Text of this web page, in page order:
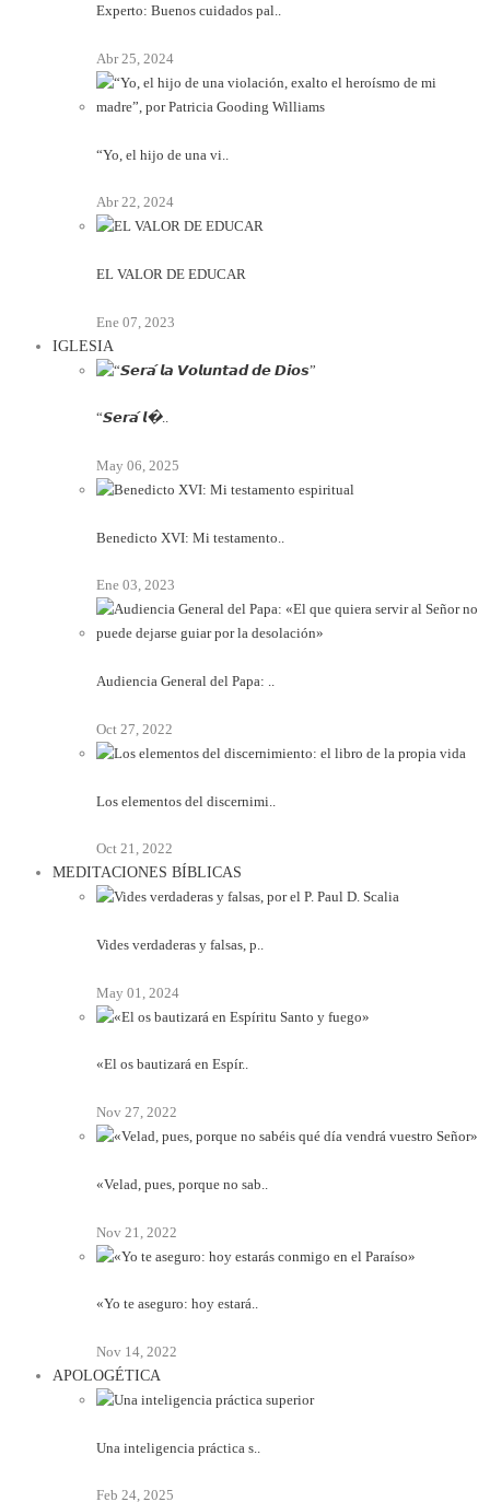
Experto: Buenos cuidados pal..
Abr 25, 2024
“Yo, el hijo de una vi..
Abr 22, 2024
EL VALOR DE EDUCAR
Ene 07, 2023
IGLESIA
“𝙎𝙚𝙧𝙖́ 𝙡�..
May 06, 2025
Benedicto XVI: Mi testamento..
Ene 03, 2023
Audiencia General del Papa: ..
Oct 27, 2022
Los elementos del discernimi..
Oct 21, 2022
MEDITACIONES BÍBLICAS
Vides verdaderas y falsas, p..
May 01, 2024
«El os bautizará en Espír..
Nov 27, 2022
«Velad, pues, porque no sab..
Nov 21, 2022
«Yo te aseguro: hoy estará..
Nov 14, 2022
APOLOGÉTICA
Una inteligencia práctica s..
Feb 24, 2025